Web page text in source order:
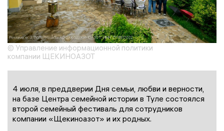
© Управление информационной политики
компании ЩЕКИНОАЗОТ
4 июля, в преддверии Дня семьи, любви и верности,
на базе Центра семейной истории в Туле состоялся
второй семейный фестиваль для сотрудников
компании «Щекиноазот» и их родных.